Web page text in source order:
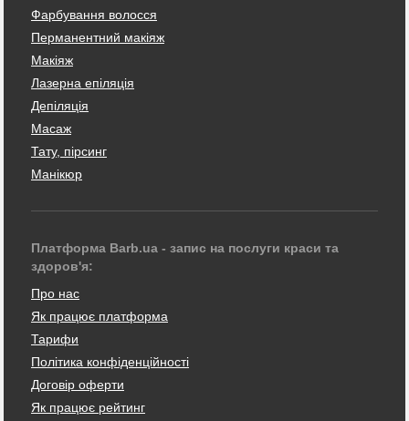
Фарбування волосся
Перманентний макіяж
Макіяж
Лазерна епіляція
Депіляція
Масаж
Тату, пірсинг
Манікюр
Платформа Barb.ua - запис на послуги краси та
здоров'я:
Про нас
Як працює платформа
Тарифи
Політика конфіденційності
Договір оферти
Як працює рейтинг